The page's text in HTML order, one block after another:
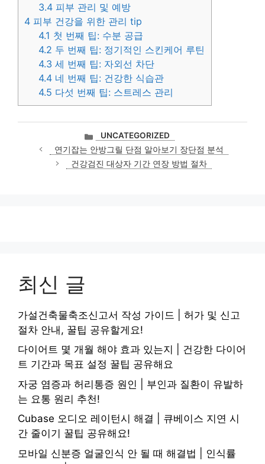
3.4 피부 관리 및 예방
4 피부 건강을 위한 관리 tip
4.1 첫 번째 팁: 수분 공급
4.2 두 번째 팁: 정기적인 스킨케어 루틴
4.3 세 번째 팁: 자외선 차단
4.4 네 번째 팁: 건강한 식습관
4.5 다섯 번째 팁: 스트레스 관리
카
테
고
리
UNCATEGORIZED
연기잡는 안방그릴 단점 알아보기 장단점 분석
건강검진 대상자 기간 연장 방법 절차
최신 글
가설건축물축조신고서 작성 가이드 | 허가 및 신고
절차 안내, 꿀팁 공유할게요!
다이어트 몇 개월 해야 효과 있는지 | 건강한 다이어
트 기간과 목표 설정 꿀팁 공유해요
자궁 염증과 허리통증 원인 | 부인과 질환이 유발하
는 요통 원리 추천!
Cubase 오디오 레이턴시 해결 | 큐베이스 지연 시
간 줄이기 꿀팁 공유해요!
모바일 신분증 얼굴인식 안 될 때 해결법 | 인식률